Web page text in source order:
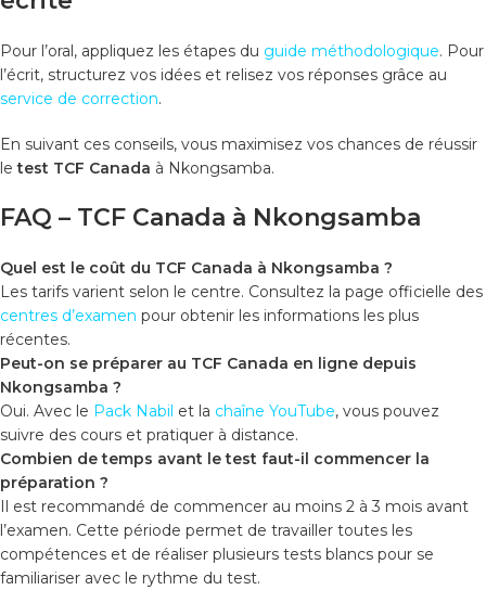
Pour l’oral, appliquez les étapes du guide méthodologique. Pour
l’écrit, structurez vos idées et relisez vos réponses grâce au
service de correction.
En suivant ces conseils, vous maximisez vos chances de réussir
letest TCF Canada à Nkongsamba.
FAQ – TCF Canada à Nkongsamba
Quel est le coût du TCF Canada à Nkongsamba ?
Les tarifs varient selon le centre. Consultez la page officielle des
centres d’examen pour obtenir les informations les plus
récentes.
Peut-on se préparer au TCF Canada en ligne depuis
Nkongsamba ?
Oui. Avec le Pack Nabil et la chaîne YouTube, vous pouvez
suivre des cours et pratiquer à distance.
Combien de temps avant le test faut-il commencer la
préparation ?
Il est recommandé de commencer au moins 2 à 3 mois avant
l’examen. Cette période permet de travailler toutes les
compétences et de réaliser plusieurs tests blancs pour se
familiariser avec le rythme du test.